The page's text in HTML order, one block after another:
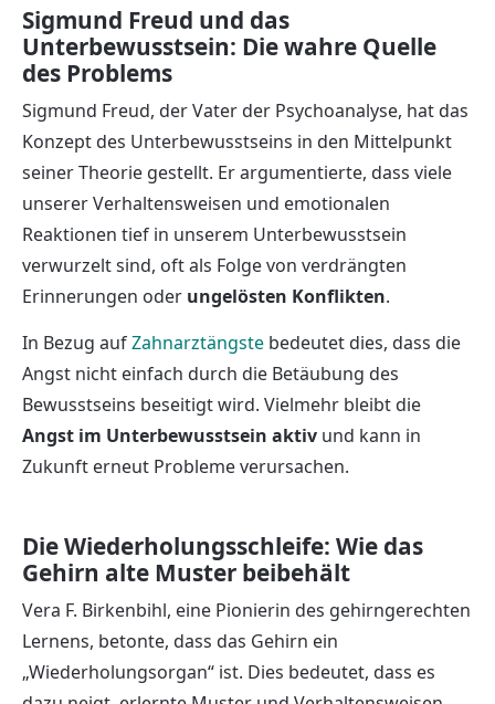
Sigmund Freud und das
Unterbewusstsein: Die wahre Quelle
des Problems
Sigmund Freud, der Vater der Psychoanalyse, hat das
Konzept des Unterbewusstseins in den Mittelpunkt
seiner Theorie gestellt. Er argumentierte, dass viele
unserer Verhaltensweisen und emotionalen
Reaktionen tief in unserem Unterbewusstsein
verwurzelt sind, oft als Folge von verdrängten
Erinnerungen oder ungelösten Konflikten.
In Bezug aufZahnarztängste bedeutet dies, dass die
Angst nicht einfach durch die Betäubung des
Bewusstseins beseitigt wird. Vielmehr bleibt die
Angst im Unterbewusstsein aktiv und kann in
Zukunft erneut Probleme verursachen.
Die Wiederholungsschleife: Wie das
Gehirn alte Muster beibehält
Vera F. Birkenbihl, eine Pionierin des gehirngerechten
Lernens, betonte, dass das Gehirn ein
„Wiederholungsorgan“ ist. Dies bedeutet, dass es